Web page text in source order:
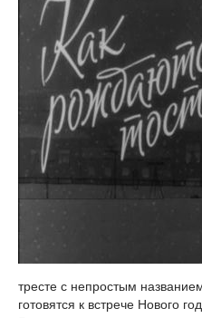
тресте с непростым
готовятся к встрече Нового